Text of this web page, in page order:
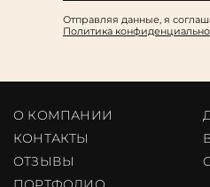
Отправляя данные, я
Политика
О КОМПАНИИ
КОНТАКТЫ
ОТЗЫВЫ